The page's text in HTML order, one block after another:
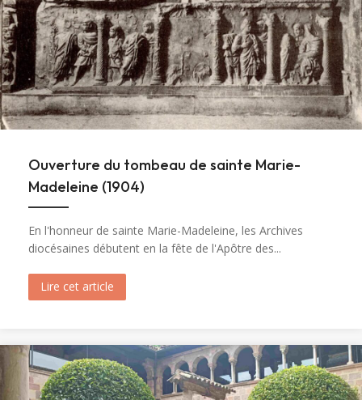
Ouverture du tombeau de sainte Marie-
Madeleine (1904)
En l'honneur de sainte Marie-Madeleine, les Archives
diocésaines débutent en la fête de l'Apôtre des...
Lire cet article